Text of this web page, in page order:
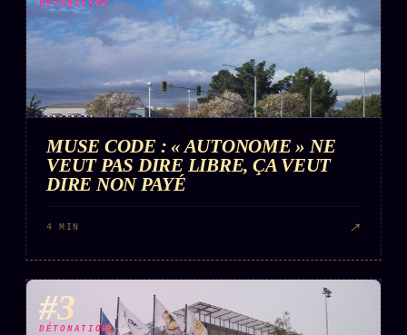
DÉTONATION
MUSE CODE : « AUTONOME » NE
VEUT PAS DIRE LIBRE, ÇA VEUT
DIRE NON PAYÉ
4 MIN ↗
#3
DÉTONATION